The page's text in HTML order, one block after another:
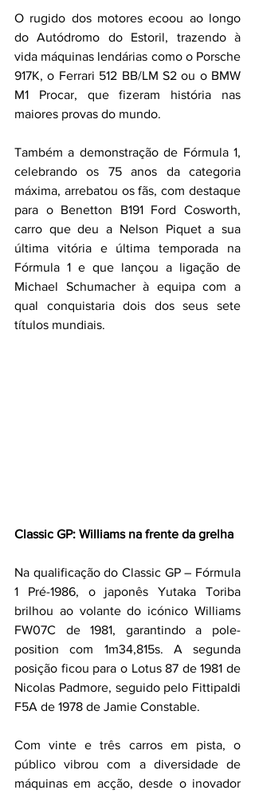
O rugido dos motores ecoou ao longo
do Autódromo do Estoril, trazendo à
vida máquinas lendárias como o Porsche
917K, o Ferrari 512 BB/LM S2 ou o BMW
M1 Procar, que fizeram história nas
maiores provas do mundo.
Também a demonstração de Fórmula 1,
celebrando os 75 anos da categoria
máxima, arrebatou os fãs, com destaque
para o Benetton B191 Ford Cosworth,
carro que deu a Nelson Piquet a sua
última vitória e última temporada na
Fórmula 1 e que lançou a ligação de
Michael Schumacher à equipa com a
qual conquistaria dois dos seus sete
títulos mundiais.
Classic GP: Williams na frente da grelha
Na qualificação do Classic GP – Fórmula
1 Pré-1986, o japonês Yutaka Toriba
brilhou ao volante do icónico Williams
FW07C de 1981, garantindo a pole-
position com 1m34,815s. A segunda
posição ficou para o Lotus 87 de 1981 de
Nicolas Padmore, seguido pelo Fittipaldi
F5A de 1978 de Jamie Constable.
Com vinte e três carros em pista, o
público vibrou com a diversidade de
máquinas em acção, desde o inovador